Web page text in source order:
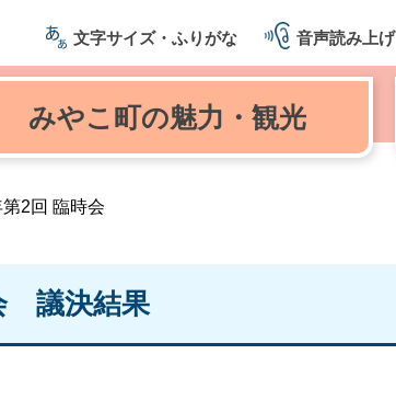
文字サイズ・ふりがな 音声読み上げ
みやこ町の魅力・観光
2回 臨時会
議決結果